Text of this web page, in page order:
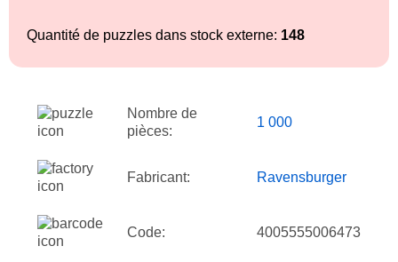
Quantité de puzzles dans stock externe: 148
Nombre de
pièces:
1 000
Fabricant: Ravensburger
Code: 4005555006473